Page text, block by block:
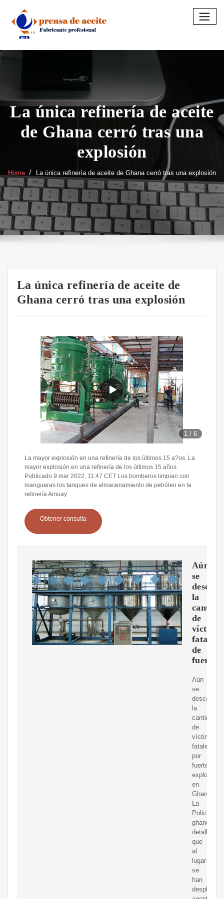
content
La única refinería de aceite
de Ghana cerró tras una
explosión
Home La única refinería de aceite de Ghana cerró tras una explosión
La única refinería de aceite de
Ghana cerró tras una explosión
1 /6
La mayor explosión en una refinería de los últimos 15 a?os. La
mayor explosión en una refinería de los últimos 15 años
Publicado 9 mar 2022, 11:47 CET Los bomberos limpian con
mangueras los tanques de almacenamiento de petróleo en la
refinería Amuay
Obtener consulta
Aún
se
la
de
fatales
de
fuerte
Aún
se
desconoce
la
cantidad
de
víctimas
fatales
por
fuerte
explosión
en
Ghana.
La
Policía
ghanesa
detalló
que
al
lugar
se
han